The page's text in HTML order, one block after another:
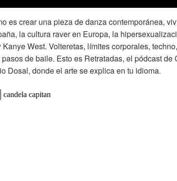
es crear una pieza de danza contemporánea,
la cultura raver en Europa, la
West. Volteretas, límites corporales, techno,
de baile. Esto es Retratadas, el pódcast de
Dosal, donde el arte se explica en tu idioma.
candela capitan